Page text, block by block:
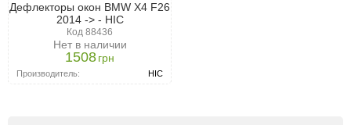
Дефлекторы окон BMW X4 F26
2014 -> - HIC
Код 88436
Нет в наличии
1508грн
Производитель: HIC